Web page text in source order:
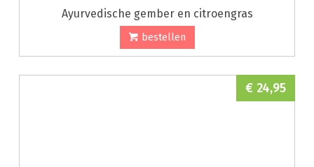
Ayurvedische gember en citroengras
bestellen
€ 24,95